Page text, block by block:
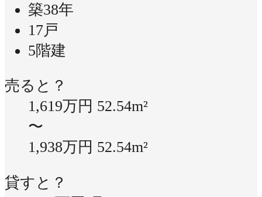
築38年
17戸
5階建
売ると？
1,619万円 52.54m²
〜
1,938万円 52.54m²
貸すと？